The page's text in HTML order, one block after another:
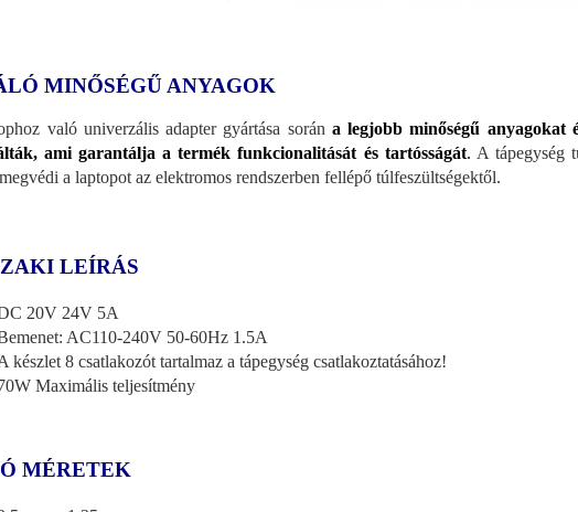
MINŐSÉGŰ ANYAGOK
való univerzális adapter gyártása során a legjobb minőségű anyagokat
ami garantálja a termék funkcionalitását és tartósságát. A tápegység
a laptopot az elektromos rendszerben fellépő túlfeszültségektől.
LEÍRÁS
20V 24V 5A
AC110-240V 50-60Hz 1.5A
készlet 8 csatlakozót tartalmaz a tápegység csatlakoztatásához!
Maximális teljesítmény
MÉRETEK